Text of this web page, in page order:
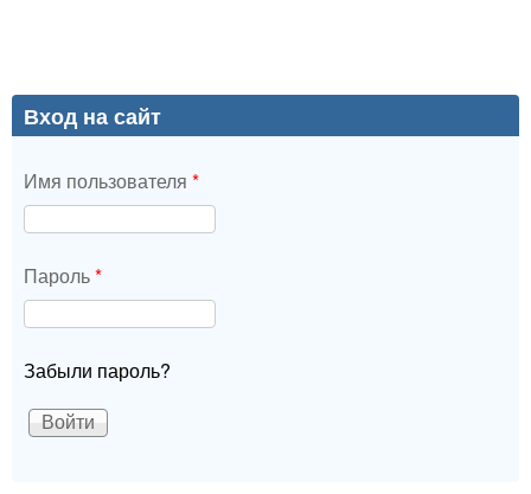
Вход на сайт
Имя пользователя *
Пароль*
Забыли пароль?